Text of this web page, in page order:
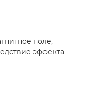
поле,
эффекта